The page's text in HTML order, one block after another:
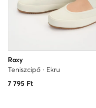
Roxy
Teniszcipő · Ekru
7 795 Ft